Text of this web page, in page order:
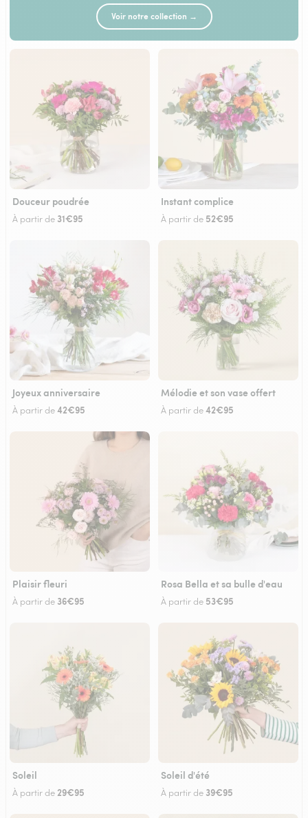
Voir notre collection →
Douceur poudrée
À partir de 31€95
Instant complice
À partir de 52€95
Joyeux anniversaire
À partir de42€95
Mélodie et son vase offert
À partir de42€95
Plaisir fleuri
À partir de 36€95
Rosa Bella et sa bulle d'eau
À partir de 53€95
Soleil
À partir de29€95
Soleil d'été
À partir de 39€95